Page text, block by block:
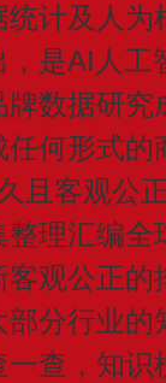
计及人
是AI人
数据研
何形式
且客观公
理汇编
观公正
分行业
查，知